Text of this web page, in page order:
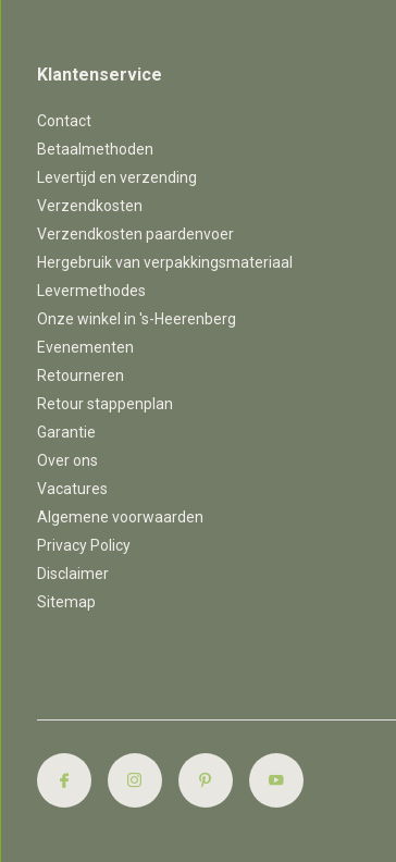
Klantenservice
Contact
Betaalmethoden
Levertijd en verzending
Verzendkosten
Verzendkosten paardenvoer
Hergebruik van verpakkingsmateriaal
Levermethodes
Onze winkel in 's-Heerenberg
Evenementen
Retourneren
Retour stappenplan
Garantie
Over ons
Vacatures
Algemene voorwaarden
Privacy Policy
Disclaimer
Sitemap